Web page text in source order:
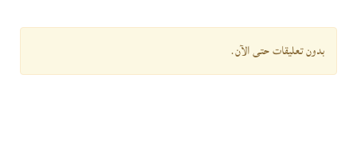
بدون تعليقات حتى الآن.